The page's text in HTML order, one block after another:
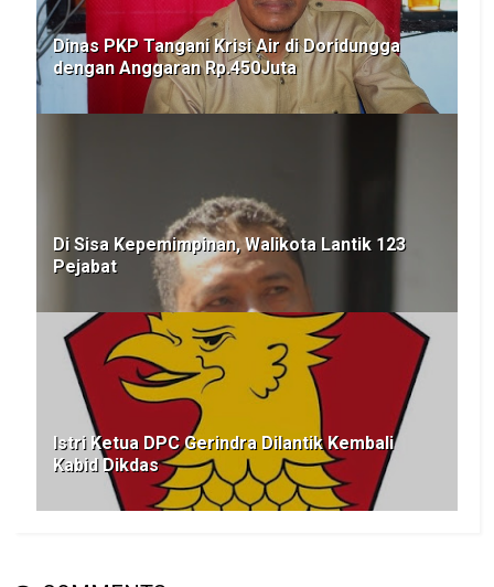
Dinas PKP Tangani Krisi Air di Doridungga
dengan Anggaran Rp.450Juta
Di Sisa Kepemimpinan, Walikota Lantik 123
Pejabat
Istri Ketua DPC Gerindra Dilantik Kembali
Kabid Dikdas